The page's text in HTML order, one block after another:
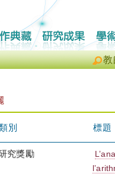
教
別 標題
究獎勵